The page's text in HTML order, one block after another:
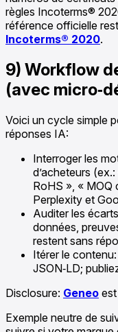
règles Incoterms®
référence officielle
Incoterms® 2020.
9) Workflow
(avec
Voici un cycle simple
réponses IA:
Interroger les
d’acheteurs
RoHS », «
Perplexity et
Auditer les
données,
restent sans
Itérer le
JSON‑LD;
Disclosure: Geneo
Exemple neutre de